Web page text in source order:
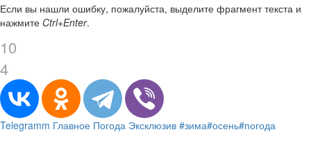
Если вы нашли ошибку, пожалуйста, выделите фрагмент текста и
нажмите Ctrl+Enter.
10
4
Telegramm Главное Погода Эксклюзив #зима#осень#погода